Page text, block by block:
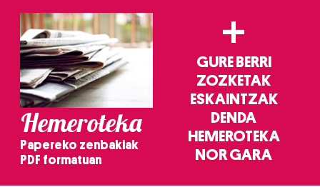
Hemeroteka
Papereko zenbakiak
PDF formatuan
+
GURE BERRI
ZOZKETAK
ESKAINTZAK
DENDA
HEMEROTEKA
NOR GARA